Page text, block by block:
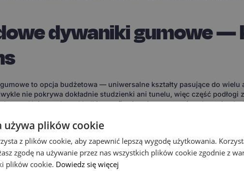
dywaniki gumowe —
to opcja budżetowa — uniwersalne kształty pasujące do wielu
nie pokrywa dokładnie studzienki ani tunelu, więc część podłogi
matę. Uniwersalne wkładki potrafią się też przesuwać podczas jazdy,
modelu.
dostępność „od ręki". Jeśli auto traktujesz czysto użytkowo,
— standardowe gumowe maty spełnią podstawową rolę ochrony
Kombi, który chce realnej ochrony bez kompromisu w
dywaniki dopasowane szablonem — i tu wchodzi
używa plików cookie
z plików cookie, aby zapewnić lepszą wygodę użytkowania.
zgodę na używanie przez nas wszystkich plików cookie zgodnie z
plików cookie. Dowiedz się więcej